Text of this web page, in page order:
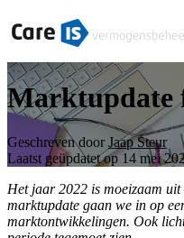
Marktupdate
Geschreven door Jaap Steur
Laatst geüpdatet op 14 mei
Het jaar 2022 is moeizaam uit
marktupdate gaan we in op
marktontwikkelingen. Ook